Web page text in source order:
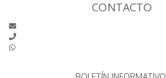
CONTACTO